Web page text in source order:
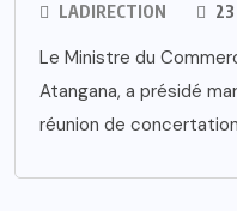
LADIRECTION
Le Ministre du
Atangana, a présidé
réunion de